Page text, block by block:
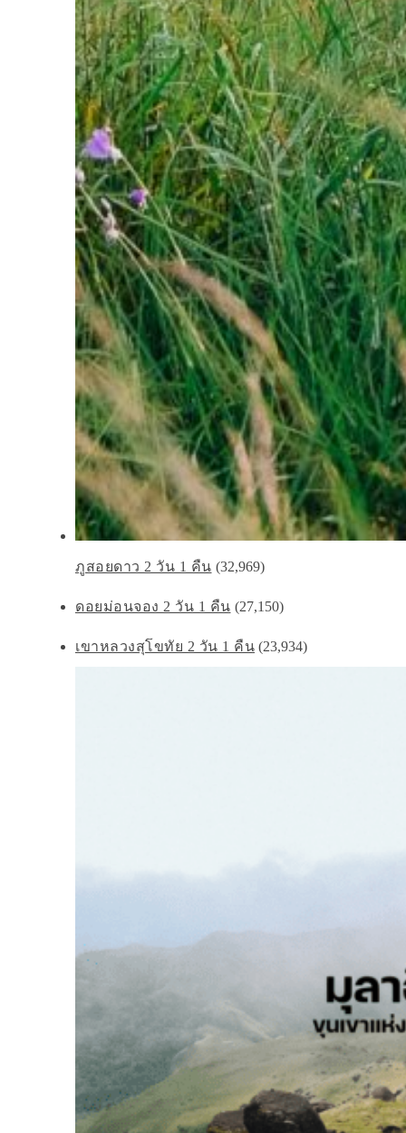
ภูสอยดาว 2 วัน 1 คืน (32,969)
ดอยม่อนจอง 2 วัน 1 คืน (27,150)
เขาหลวงสุโขทัย 2 วัน 1 คืน (23,934)